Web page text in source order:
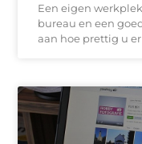
Een eigen
bureau en een
aan hoe prettig u